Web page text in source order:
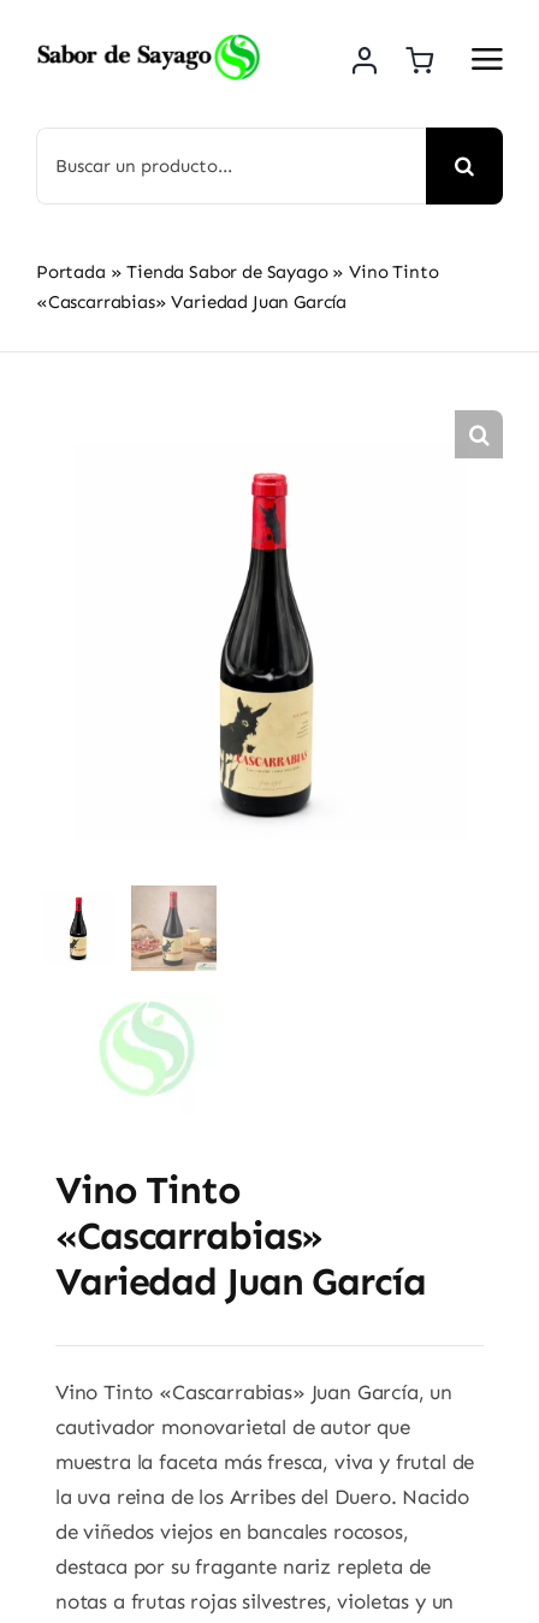
Portada »Tienda Sabor de Sayago»Vino Tinto
«Cascarrabias» Variedad Juan García
Vino Tinto
«Cascarrabias»
Variedad Juan García
Vino Tinto «Cascarrabias» Juan García, un
cautivador monovarietal de autor que
muestra la faceta más fresca, viva y frutal de
la uva reina de los Arribes del Duero. Nacido
de viñedos viejos en bancales rocosos,
destaca por su fragante nariz repleta de
notas a frutas rojas silvestres, violetas y un